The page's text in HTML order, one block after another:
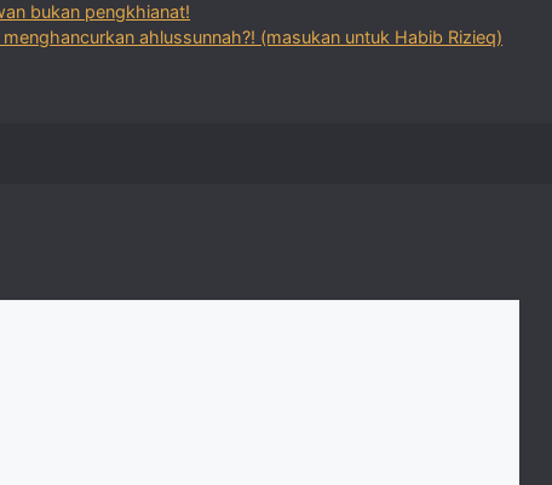
bukan pengkhianat!
ahlussunnah?! (masukan untuk Habib Rizieq)